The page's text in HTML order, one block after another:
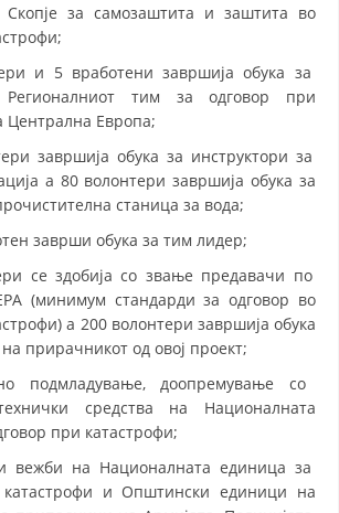
за самозаштита и заштита во
и 5 вработени завршија обука за
тим за одговор при
Централна Европа;
завршија обука за инструктори за
а 80 волонтери завршија обука за
станица за вода;
заврши обука за тим лидер;
се здобија со звање предавачи по
(минимум стандарди за одговор во
а 200 волонтери завршија обука
прирачникот од овој проект;
подмладување, доопремување со
технички средства на Националната
при катастрофи;
вежби на Националната единица за
и Општински единици на